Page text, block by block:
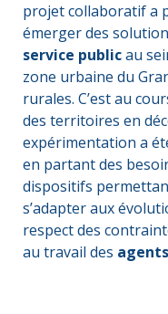
projet collaboratif a
émerger des
service publicau
zone urbaine du
rurales. C’est au
des territoires en
expérimentation a
en partant des
dispositifs
s’adapter aux
respect des
au travail des agents